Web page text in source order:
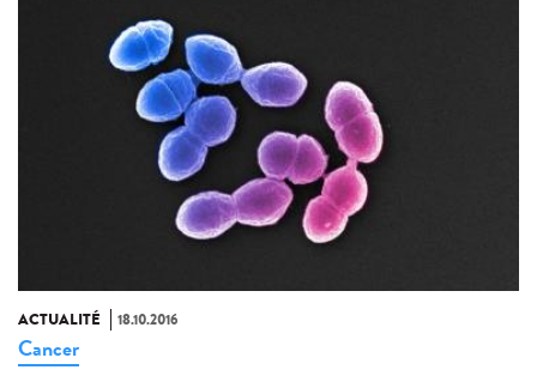
ACTUALITÉ 18.10.2016
Cancer